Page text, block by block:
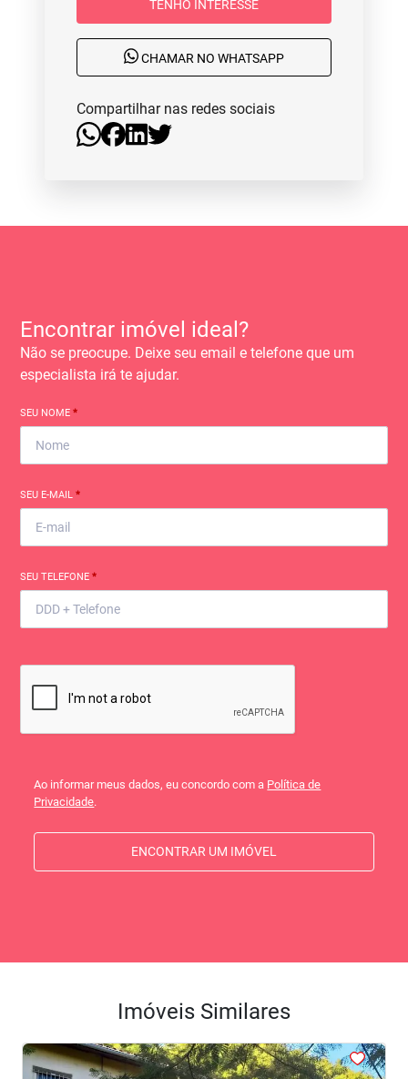
TENHO INTERESSE
CHAMAR NO WHATSAPP
Compartilhar nas redes sociais
Encontrar imóvel ideal?
Não se preocupe. Deixe seu email e telefone que um
especialista irá te ajudar.
SEU NOME*
SEU E-MAIL*
SEU TELEFONE*
Ao informar meus dados, eu concordo com a Política de
Privacidade.
ENCONTRAR UM IMÓVEL
Imóveis Similares
<<<<